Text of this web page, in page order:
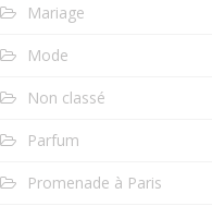
Mariage
Mode
Non classé
Parfum
Promenade à Paris